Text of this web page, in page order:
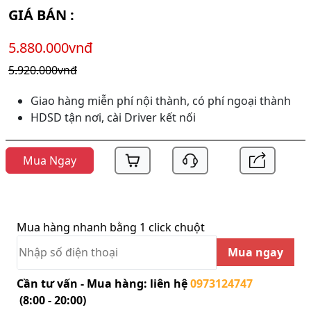
GIÁ BÁN :
5.880.000vnđ
5.920.000vnđ
Giao hàng miễn phí nội thành, có phí ngoại thành
HDSD tận nơi, cài Driver kết nối
Mua Ngay
Mua hàng nhanh bằng 1 click chuột
Mua ngay
Cần tư vấn - Mua hàng: liên hệ0973124747
(8:00 - 20:00)